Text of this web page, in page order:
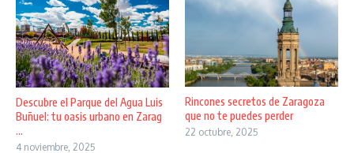
Descubre el Parque del Agua Luis
Buñuel: tu oasis urbano en Zarag
...
4 noviembre, 2025
Rincones secretos de Zaragoza
que no te puedes perder
22 octubre, 2025